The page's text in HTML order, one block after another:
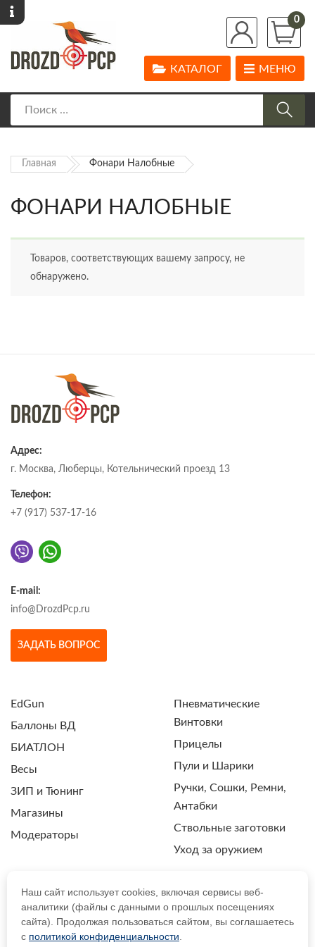
0
МЕНЮ
КАТАЛОГ
Главная Фонари Налобные
ФОНАРИ НАЛОБНЫЕ
Товаров, соответствующих вашему запросу, не
обнаружено.
Адрес:
г. Москва, Люберцы, Котельнический проезд 13
Телефон:
+7 (917) 537-17-16
E-mail:
info@DrozdPcp.ru
ЗАДАТЬ ВОПРОС
EdGun
Баллоны ВД
БИАТЛОН
Весы
ЗИП и Тюнинг
Магазины
Модераторы
Пневматические
Винтовки
Прицелы
Пули и Шарики
Ручки, Сошки, Ремни,
Антабки
Ствольные заготовки
Уход за оружием
ПОЛИТИКА КОНФИДЕНЦИАЛЬНОСТИ
Наш сайт использует cookies, включая сервисы веб-
аналитики (файлы с данными о прошлых посещениях
сайта). Продолжая пользоваться сайтом, вы соглашаетесь
с политикой конфиденциальности